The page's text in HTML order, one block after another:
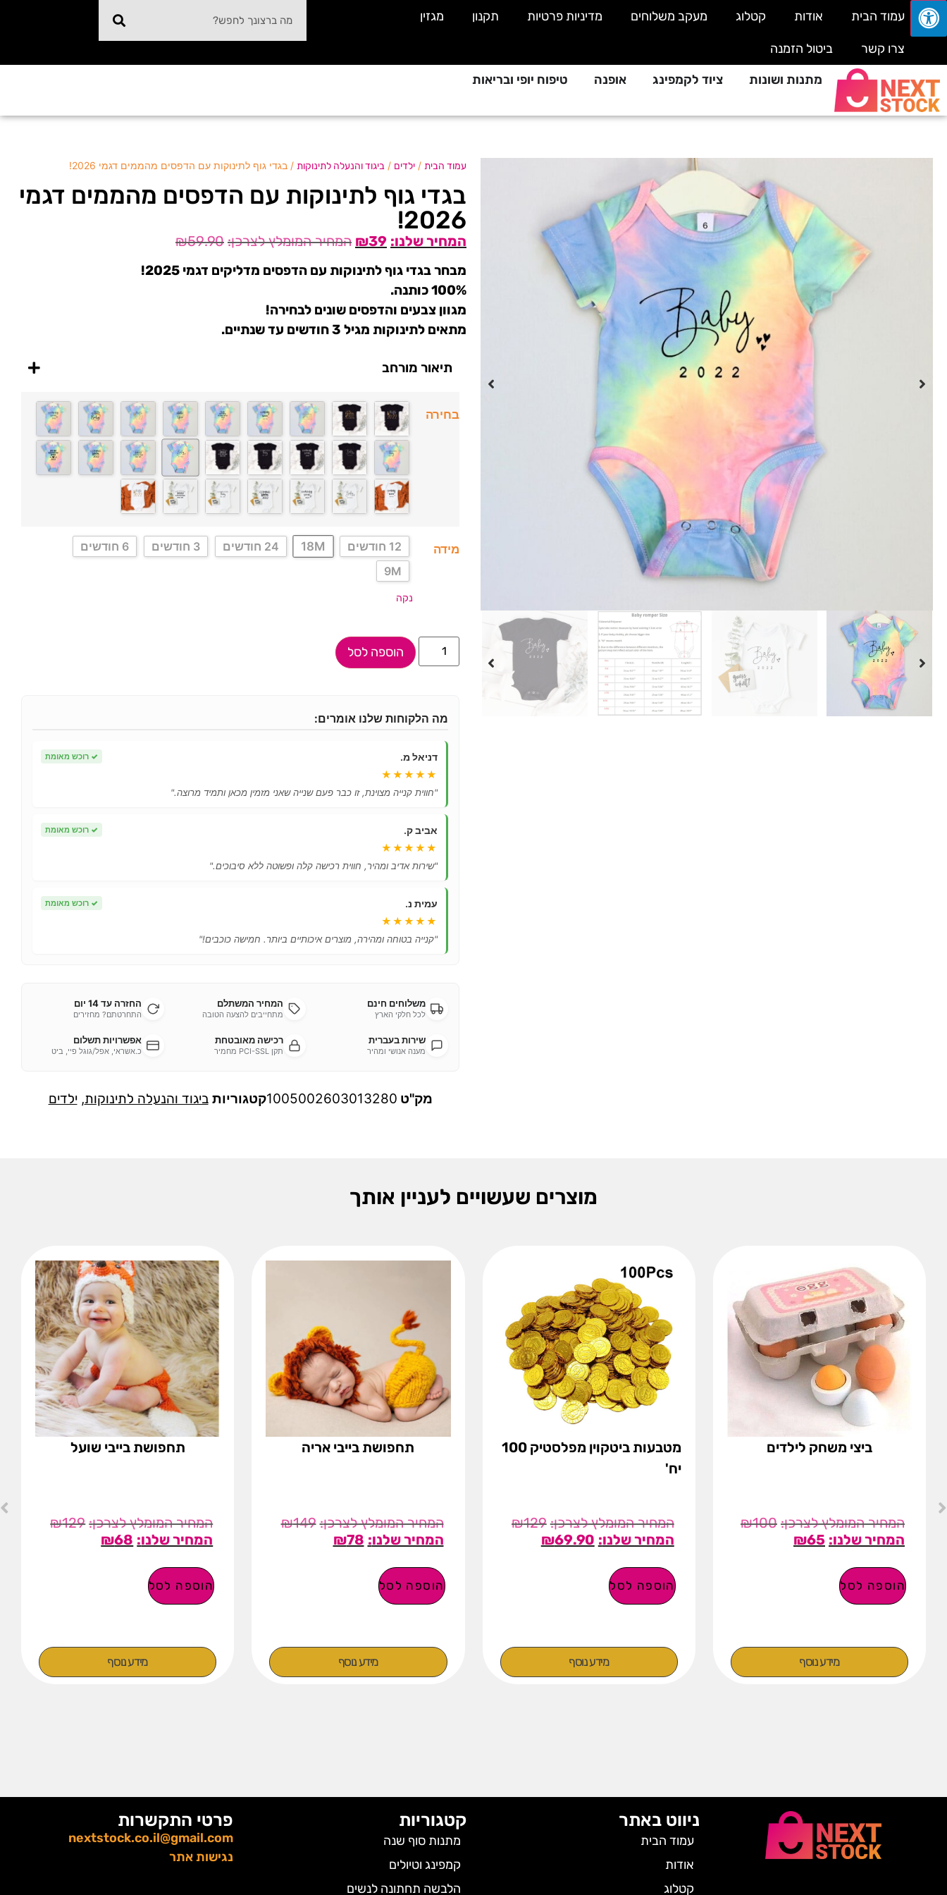
עמוד הבית אודות קטלוג מעקב משלוחים מדיניות פרטיות תקנון מגזין
צרו קשר
ביטול הזמנה
מתנות ושונות
ציוד לקמפינג אופנה טיפוח יופי ובריאות
עמוד הבית / ילדים / ביגוד והנעלה לתינוקות / בגדי גוף לתינוקות עם הדפסים מהממים דגמי 2026!
בגדי גוף לתינוקות עם הדפסים מהממים דגמי
2026!
₪59.90 ₪39
מבחר בגדי גוף לתינוקות עם הדפסים מדליקים דגמי 2025!
100% כותנה.
מגוון צבעים והדפסים שונים לבחירה!
מתאים לתינוקות מגיל 3 חודשים עד שנתיים.
תיאור מורחב
בחירה
מידה 12 חודשים 18M 24 חודשים 3 חודשים
6 חודשים
9M
נקה
הוספה לסל
מה הלקוחות שלנו אומרים:
דניאל מ. ✓ רוכש מאומת
★★★★★
"חווית קנייה מצוינת, זו כבר פעם שנייה שאני מזמין מכאן ותמיד מרוצה."
אביב ק. ✓ רוכש מאומת
★★★★★
"שירות אדיב ומהיר, חווית רכישה קלה ופשוטה ללא סיבוכים."
עמית נ. ✓ רוכש מאומת
★★★★★
"קנייה בטוחה ומהירה, מוצרים איכותיים ביותר. חמישה כוכבים!"
משלוחים חינם
לכל חלקי הארץ
המחיר המשתלם
מתחייבים להצעה הטובה
החזרה עד 14 יום
התחרטתם? מחזירים
שירות בעברית
מענה אנושי ומהיר
רכישה מאובטחת
תקן PCI-SSL מחמיר
אפשרויות תשלום
כ.אשראי, אפל/גוגל פיי, ביט
מק"ט 1005002603013280קטגוריות ביגוד והנעלה לתינוקות,ילדים
מוצרים שעשויים לעניין אותך
ביצי משחק לילדים
₪100
₪65
הוספה לסל
מידע נוסף
מטבעות ביטקוין מפלסטיק 100
יח'
₪129
₪69.90
הוספה לסל
מידע נוסף
תחפושת בייבי אריה
₪149
₪78
הוספה לסל
מידע נוסף
תחפושת בייבי שועל
₪129
₪68
הוספה לסל
מידע נוסף
ניווט באתר
עמוד הבית
אודות
קטלוג
קטגוריות
מתנות סוף שנה
קמפינג וטיולים
הלבשה תחתונה לנשים
פרטי התקשרות
nextstock.co.il@gmail.com
נגישות אתר